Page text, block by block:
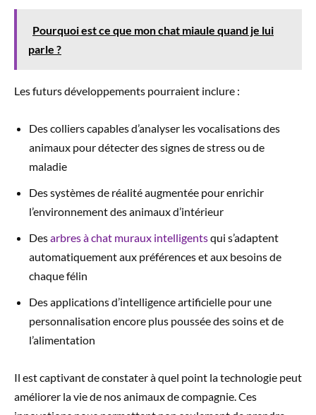
Pourquoi est ce que mon chat miaule quand je lui
parle ?
Les futurs développements pourraient inclure :
Des colliers capables d’analyser les vocalisations des
animaux pour détecter des signes de stress ou de
maladie
Des systèmes de réalité augmentée pour enrichir
l’environnement des animaux d’intérieur
Desarbres à chat muraux intelligentsqui s’adaptent
automatiquement aux préférences et aux besoins de
chaque félin
Des applications d’intelligence artificielle pour une
personnalisation encore plus poussée des soins et de
l’alimentation
Il est captivant de constater à quel point la technologie peut
améliorer la vie de nos animaux de compagnie. Ces